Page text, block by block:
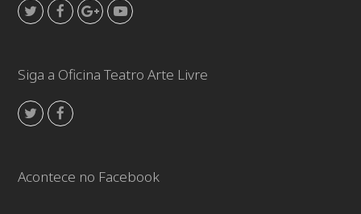
TwitterFacebookGooglePlus
Youtube
Siga a Oficina Teatro Arte Livre
TwitterFacebook
Acontece no Facebook